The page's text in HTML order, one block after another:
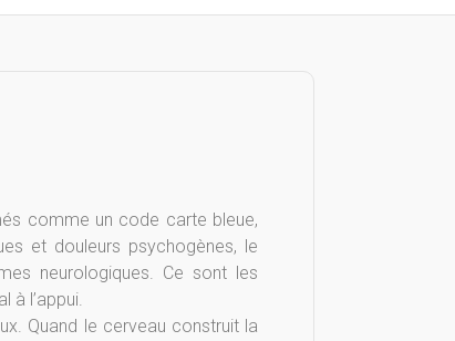
comme un code carte bleue,
et douleurs psychogènes, le
neurologiques. Ce sont les
à l’appui.
Quand le cerveau construit la